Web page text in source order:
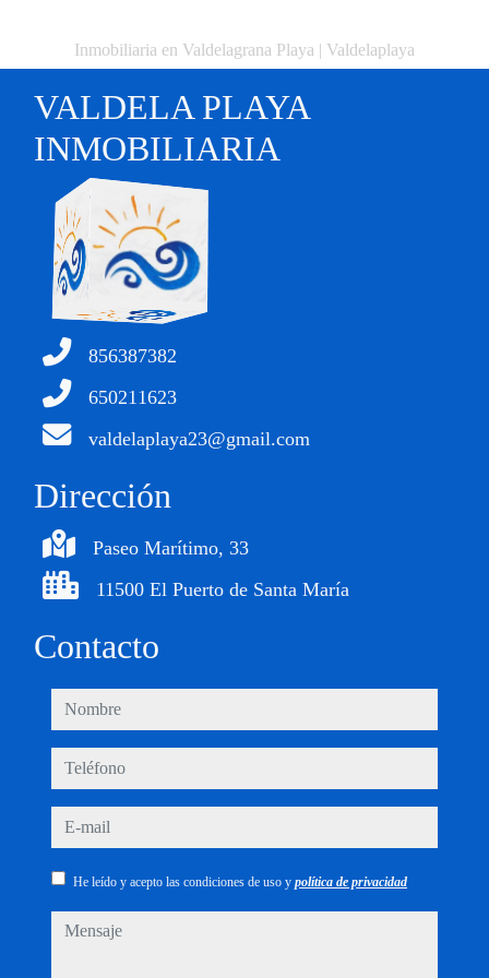
Inmobiliaria en Valdelagrana Playa | Valdelaplaya
VALDELA PLAYA
INMOBILIARIA
856387382
650211623
valdelaplaya23@gmail.com
Dirección
Paseo Marítimo, 33
11500 El Puerto de Santa María
Contacto
nombre
teléfono
e-mail
He leído y acepto las condiciones de uso y política de privacidad
mensaje